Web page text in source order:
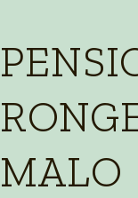
MALO